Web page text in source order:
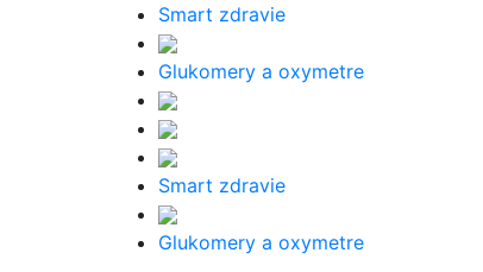
Smart zdravie
Glukomery a oxymetre
Smart zdravie
Glukomery a oxymetre